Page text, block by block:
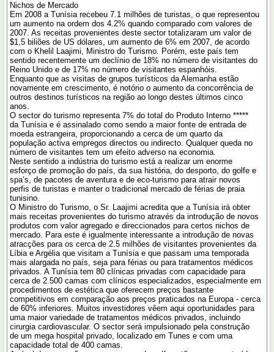
Nichos de Mercado
Em 2008 a Tunísia recebeu 7.1 milhões de turistas, o que representou
um aumento na ordem dos 4.2% quando comparado com valores de
2007. As receitas provenientes deste sector totalizaram um valor de
$1,5 biliões de US dólares, um aumento de 6% em 2007, de acordo
com o Khelil Laajimi, Ministro do Turismo. Porém, este país tem
sentido recentemente um declínio de 18% no número de visitantes do
Reino Unido e de 17% no número de visitantes espanhóis.
Enquanto que as visitas de grupos turísticos da Alemanha estão
novamente em crescimento, é notório o aumento da concorrência de
outros destinos turísticos na região ao longo destes últimos cinco
anos.
O sector do turismo representa 7% do total do Produto Interno *****
da Tunísia e é assinalado como sendo a maior fonte de entrada de
moeda estrangeira, proporcionando a cerca de um quarto da
população activa empregos directos ou indirecto. Qualquer queda no
número de visitantes tem um efeito adverso na economia.
Neste sentido a indústria do turismo está a realizar um enorme
esforço de promoção do país, da sua história, do desporto, do golfe e
spa’s, de pacotes de aventura e de eco-turismo para atrair novos
perfis de turistas e manter o tradicional mercado de férias de praia
tunisino.
O Ministro do Turismo, o Sr. Laajimi acredita que a Tunísia irá obter
mais receitas provenientes do turismo através da introdução de novos
produtos com valor agregado e direccionados para certos nichos de
mercado. Para este é igualmente interessante a introdução de novas
atracções para os cerca de 2.5 milhões de visitantes provenientes da
Líbia e Argélia que visitam a Tunísia e que passam uma temporada
mais alargada no país, seja para férias ou para tratamentos médicos
privados. A Tunísia tem 80 clínicas privadas com capacidade para
cerca de 2.500 camas com clínicos especializados, especialmente em
procedimentos de estética que oferecem preços bastante
competitivos em comparação aos preços praticados na Europa - cerca
de 60% inferiores. Muitos investidores vêem aqui oportunidades para
uma maior variedade de tratamentos médicos privados, incluindo
cirurgia cardiovascular. O sector será impulsionado pela construção
de um mega hospital privado, localizado em Tunes e com uma
capacidade total de 400 camas.